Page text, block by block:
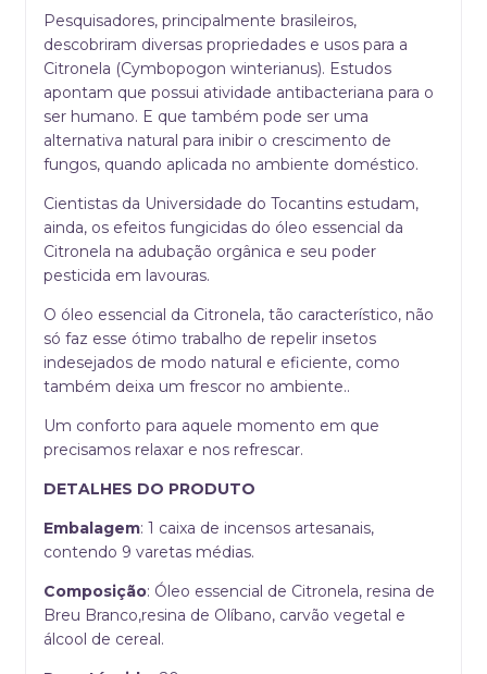
Pesquisadores, principalmente brasileiros,
descobriram diversas propriedades e usos para a
Citronela (Cymbopogon winterianus). Estudos
apontam que possui atividade antibacteriana para o
ser humano. E que também pode ser uma
alternativa natural para inibir o crescimento de
fungos, quando aplicada no ambiente doméstico.
Cientistas da Universidade do Tocantins estudam,
ainda, os efeitos fungicidas do óleo essencial da
Citronela na adubação orgânica e seu poder
pesticida em lavouras.
O óleo essencial da Citronela, tão característico, não
só faz esse ótimo trabalho de repelir insetos
indesejados de modo natural e eficiente, como
também deixa um frescor no ambiente..
Um conforto para aquele momento em que
precisamos relaxar e nos refrescar.
DETALHES DO PRODUTO
Embalagem: 1 caixa de incensos artesanais,
contendo 9 varetas médias.
Composição: Óleo essencial de Citronela, resina de
Breu Branco,resina de Olíbano, carvão vegetal e
álcool de cereal.